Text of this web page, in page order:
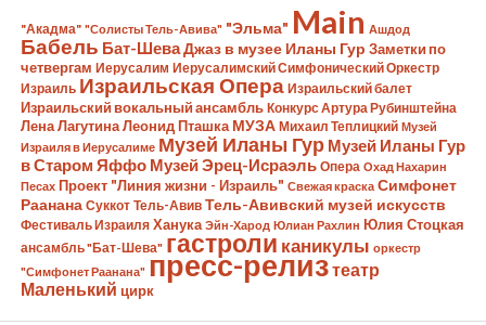
"Акадма" "Солисты Тель-Авива" "Эльма" Main Ашдод
Бабель Бат-ШеваДжаз в музее Иланы Гур Заметки по
четвергам Иерусалим Иерусалимский Симфонический Оркестр
Израиль Израильская Опера Израильский балет
Израильский вокальный ансамбль Конкурс Артура Рубинштейна
Лена Лагутина Леонид Пташка МУЗА Михаил Теплицкий Музей
Израиля в Иерусалиме Музей Иланы Гур Музей Иланы Гур
в Старом Яффо Музей Эрец-Исраэль Опера Охад Нахарин
Песах Проект "Линия жизни - Израиль" Свежая краска Симфонет
Раанана Суккот Тель-Авив Тель-Авивский музей искусств
Фестиваль Израиля Ханука Эйн-Харод Юлиан Рахлин Юлия Стоцкая
ансамбль "Бат-Шева" гастроли каникулы оркестр
"Симфонет Раанана" пресс-релизтеатр
Маленький цирк